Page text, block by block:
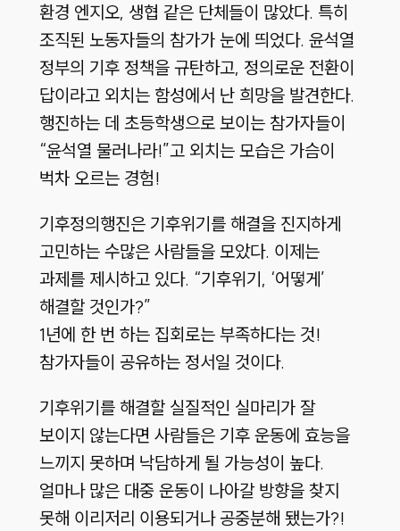
환경 엔지오, 생협 같은 단체들이 많았다. 특히
조직된 노동자들의 참가가 눈에 띄었다. 윤석열
정부의 기후 정책을 규탄하고, 정의로운 전환이
답이라고 외치는 함성에서 난 희망을 발견한다.
행진하는 데 초등학생으로 보이는 참가자들이
“윤석열 물러나라!”고 외치는 모습은 가슴이
벅차 오르는 경험!
기후정의행진은 기후위기를 해결을 진지하게
고민하는 수많은 사람들을 모았다. 이제는
과제를 제시하고 있다. “기후위기, ‘어떻게’
해결할 것인가?”
1년에 한 번 하는 집회로는 부족하다는 것!
참가자들이 공유하는 정서일 것이다.
기후위기를 해결할 실질적인 실마리가 잘
보이지 않는다면 사람들은 기후 운동에 효능을
느끼지 못하며 낙담하게 될 가능성이 높다.
얼마나 많은 대중 운동이 나아갈 방향을 찾지
못해 이리저리 이용되거나 공중분해 됐는가?!